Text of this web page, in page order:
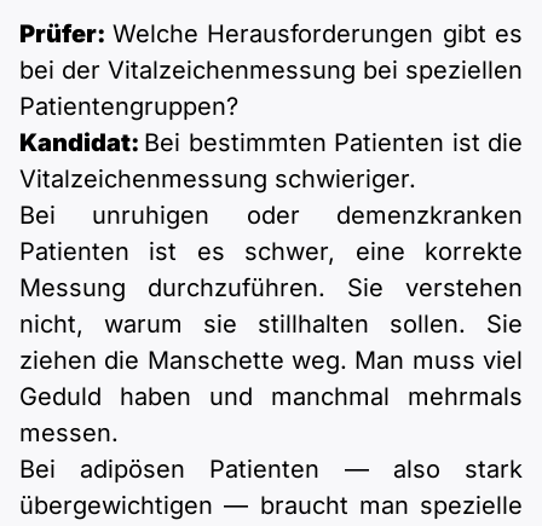
Prüfer: Welche Herausforderungen gibt es
bei der Vitalzeichenmessung bei speziellen
Patientengruppen?
Kandidat: Bei bestimmten Patienten ist die
Vitalzeichenmessung schwieriger.
Bei unruhigen oder demenzkranken
Patienten ist es schwer, eine korrekte
Messung durchzuführen. Sie verstehen
nicht, warum sie stillhalten sollen. Sie
ziehen die Manschette weg. Man muss viel
Geduld haben und manchmal mehrmals
messen.
Bei adipösen Patienten — also stark
übergewichtigen — braucht man spezielle